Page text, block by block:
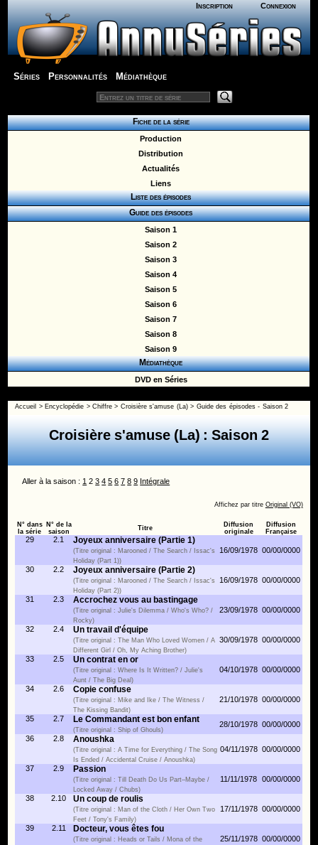
Inscription Connexion
Séries Personnalités Médiathèque
Fiche de la série
Production
Distribution
Actualités
Liens
Liste des épisodes
Guide des épisodes
Saison 1
Saison 2
Saison 3
Saison 4
Saison 5
Saison 6
Saison 7
Saison 8
Saison 9
Médiathèque
DVD en Séries
Accueil > Encyclopédie >Chiffre > Croisière s'amuse (La)> Guide des épisodes - Saison 2
Croisière s'amuse (La) : Saison 2
Aller à la saison : 1 23 4 5 6 7 8 9 Intégrale
Affichez par titre Original (VO)
N° dans
la série
N° de la
saison
Titre
Diffusion
originale
Diffusion
Française
29 2.1 Joyeux anniversaire (Partie 1)
(Titre original : Marooned / The Search / Issac's
Holiday (Part 1))
16/09/1978 00/00/0000
30 2.2 Joyeux anniversaire (Partie 2)
(Titre original : Marooned / The Search / Issac's
Holiday (Part 2))
16/09/1978 00/00/0000
31 2.3 Accrochez vous au bastingage
(Titre original : Julie's Dilemma / Who's Who? /
Rocky)
23/09/1978 00/00/0000
32 2.4 Un travail d'équipe
(Titre original : The Man Who Loved Women / A
Different Girl / Oh, My Aching Brother)
30/09/1978 00/00/0000
33 2.5 Un contrat en or
(Titre original : Where Is It Written? / Julie's
Aunt / The Big Deal)
04/10/1978 00/00/0000
34 2.6 Copie confuse
(Titre original : Mike and Ike / The Witness /
The Kissing Bandit)
21/10/1978 00/00/0000
35 2.7 Le Commandant est bon enfant
(Titre original : Ship of Ghouls)
28/10/1978 00/00/0000
36
2.8 Anoushka
(Titre original : A Time for Everything / The Song
Is Ended / Accidental Cruise / Anoushka)
04/11/1978 00/00/0000
37 2.9 Passion
(Titre original : Till Death Do Us Part–Maybe /
Locked Away / Chubs)
11/11/1978 00/00/0000
38 2.10 Un coup de roulis
(Titre original : Man of the Cloth / Her Own Two
Feet / Tony's Family)
17/11/1978 00/00/0000
39 2.11 Docteur, vous êtes fou
(Titre original : Heads or Tails / Mona of the
25/11/1978 00/00/0000